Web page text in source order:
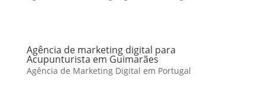
Agência de marketing digital para
Acupunturista em Guimarães
Agência de Marketing Digital em Portugal